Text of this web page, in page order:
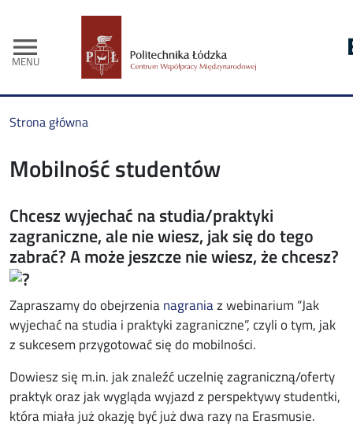
menu
MENU
Strona główna
Mobilność studentów
Chcesz wyjechać na studia/praktyki
zagraniczne, ale nie wiesz, jak się do tego
zabrać? A może jeszcze nie wiesz, że chcesz?
Zapraszamy do obejrzenianagraniaopens in new window
z webinarium “Jak
wyjechać na studia i praktyki zagraniczne”, czyli o tym, jak
z sukcesem przygotować się do mobilności.
Dowiesz się m.in. jak znaleźć uczelnię zagraniczną/oferty
praktyk oraz jak wygląda wyjazd z perspektywy studentki,
która miała już okazję być już dwa razy na Erasmusie.